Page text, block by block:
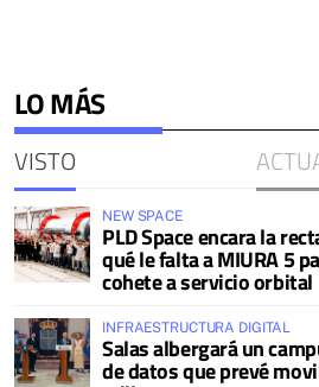
LO MÁS
VISTO
NEW SPACE
PLD Space encara la
qué le falta a MIURA 5
cohete a servicio orbital
INFRAESTRUCTURA DIGITAL
Salas albergará un
de datos que prevé